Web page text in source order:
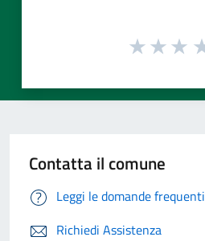
Contatta il comune
Leggi le domande frequenti
Richiedi Assistenza